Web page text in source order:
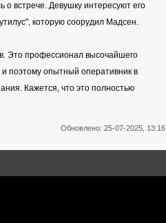
о встрече. Девушку интересуют его
которую соорудил Мадсен.
Это профессионал высочайшего
поэтому опытный оперативник в
Кажется, что это полностью
Обновлено: 25-07-2025, 13:16